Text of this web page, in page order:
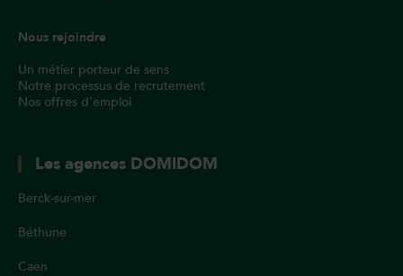
Nous rejoindre
Un métier porteur de sens
Notre processus de recrutement
Nos offres d’emploi
Les agences DOMIDOM
Berck-sur-mer
Béthune
Caen